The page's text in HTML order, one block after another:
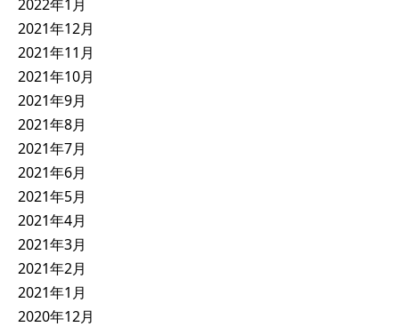
2022年1月
2021年12月
2021年11月
2021年10月
2021年9月
2021年8月
2021年7月
2021年6月
2021年5月
2021年4月
2021年3月
2021年2月
2021年1月
2020年12月